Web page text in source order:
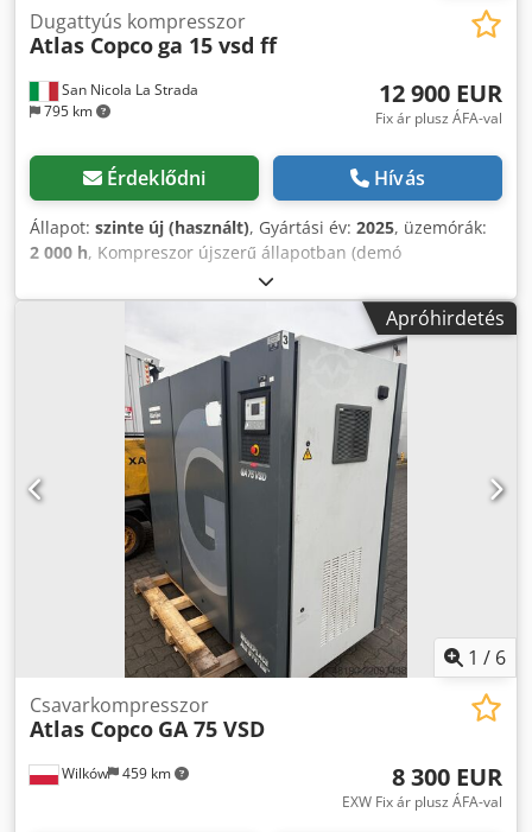
San Nicola La Strada
795 km
Dugattyús kompresszor
Atlas Copcoga 15 vsd ff
12 900 EUR
Fix ár plusz ÁFA-val
Érdeklődni Hívás
Állapot: szinte új (használt), Gyártási év: 2025, üzemórák:
2 000 h, Kompreszor újszerű állapotban (demó
kompresszor), mindössze 2000 üzemóra. Hivatalos
márkakereskedők vagyunk. Új listaár: 32.074 euró. Főbb
jellemzők: Maximális nyomás: 10 bar Teljesítmény: 15 kW /
20 LE Crjdjzdf Iyopfx Aktsf Térfogatáram: 2.940 l/perc
Apróhirdetés
1 / 6
Wilków 459 km
Csavarkompresszor
Atlas Copco GA 75 VSD
8 300 EUR
EXW Fix ár plusz ÁFA-val